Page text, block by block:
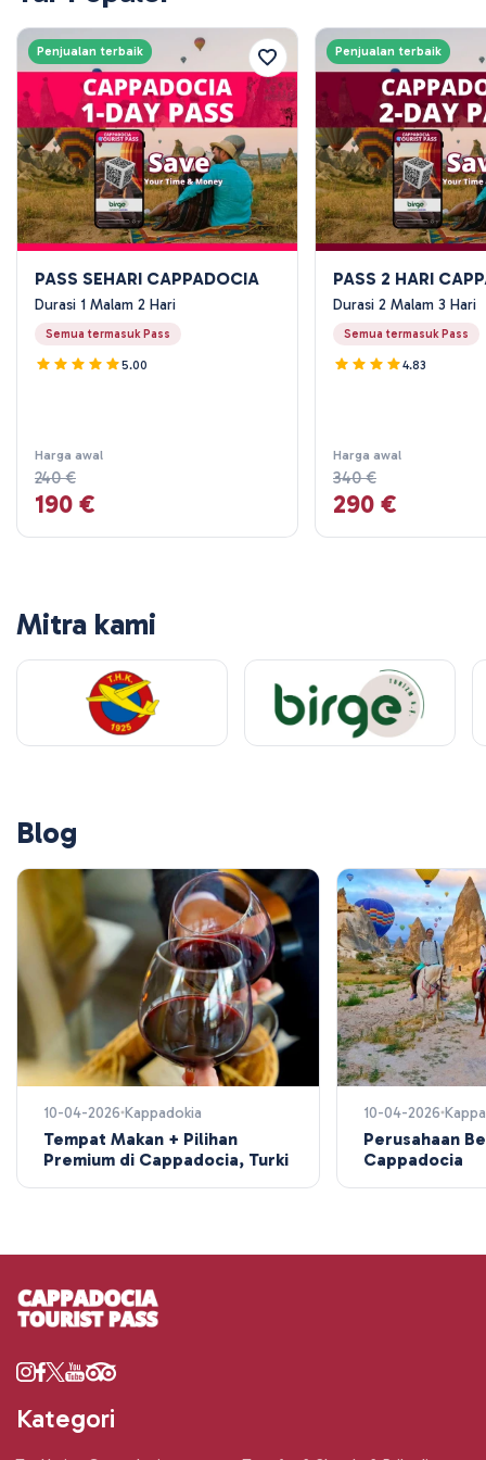
Penjualan terbaik
PASS SEHARI CAPPADOCIA
Durasi 1 Malam 2 Hari
Semua termasuk Pass
5.00
Harga awal
240 €
190 €
Penjualan terbaik
PASS 2 HARI
Durasi 2 Malam 3 Hari
Semua termasuk Pass
4.83
Harga awal
340 €
290 €
Mitra kami
Blog
10-04-2026 Kappadokia
Tempat Makan + Pilihan
Premium di Cappadocia, Turki
10-04-2026
Perusahaan
Cappadocia
Kategori